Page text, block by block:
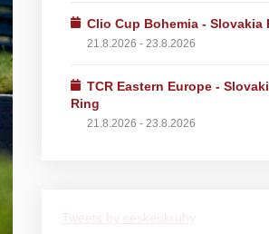
Clio Cup Bohemia - Slovakia
21.8.2026 - 23.8.2026
TCR Eastern Europe -
Ring
21.8.2026 - 23.8.2026
Tweets by ceskeokruhy